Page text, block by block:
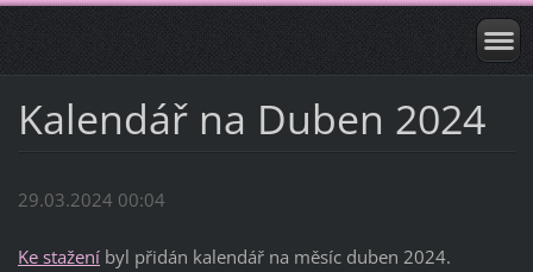
Kalendář na Duben 2024
29.03.2024 00:04
Ke staženíbyl přidán kalendář na měsíc duben 2024.